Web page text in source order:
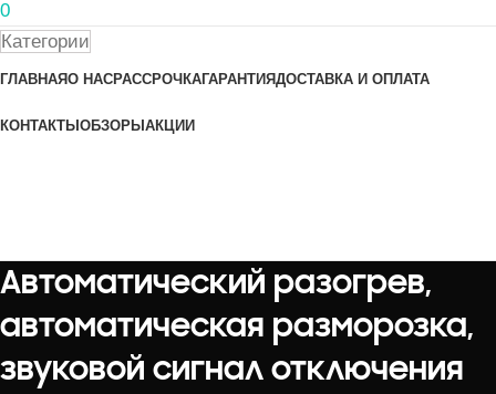
0
Категории
ГЛАВНАЯО НАСРАССРОЧКАГАРАНТИЯДОСТАВКА И ОПЛАТА
КОНТАКТЫ ОБЗОРЫ АКЦИИ
Автоматический разогрев,
автоматическая разморозка,
звуковой сигнал отключения